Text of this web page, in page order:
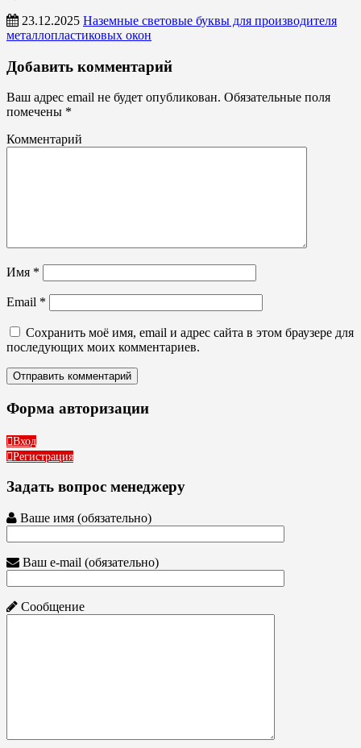
23.12.2025 Наземные световые буквы для производителя
металлопластиковых окон
Буквы,
символы
Стелы,
пилоны
Добавить комментарий
Ваш адрес email не будет опубликован. Обязательные поля
помечены *
Комментарий
Имя *
Email *
Сохранить моё имя, email и адрес сайта в этом браузере для
последующих моих комментариев.
Форма авторизации
Вход
Регистрация
Задать вопрос менеджеру
Ваше имя (обязательно)
Ваш e-mail (обязательно)
Сообщение